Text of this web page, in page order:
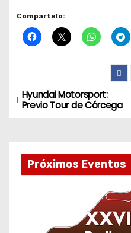
Compartelo:
N
v
e
Hyundai Motorsport:
Previo Tour de Córcega
Próximos Eventos